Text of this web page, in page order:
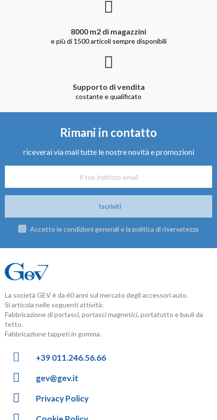
8000 m2 di magazzini
e più di 1500 articoli sempre disponibili
Supporto di vendita
costante e qualificato
Rimani in contatto
riceverai via mail tutte le nostre novità e promozioni
Iscriviti
Accetto le condizioni generali e la politica di riservatezza
La società GEV è da 60 anni sul mercato degli accessori auto.
Si articola nelle seguenti attività:
Fabbricazione di portasci, portasci magnetici, portatutto e bauli da
tetto.
Fabbricazione tappeti in gomma.
+39 011.246.56.66
gev@gev.it
Privacy Policy